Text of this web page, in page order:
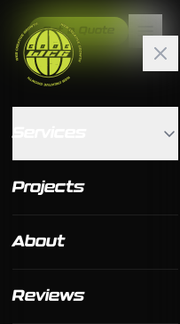
Get a Quote
Projects
About
Reviews